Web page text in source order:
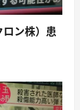
ン株）患